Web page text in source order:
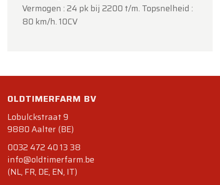
Vermogen : 24 pk bij 2200 t/m. Topsnelheid :
80 km/h. 10CV
OLDTIMERFARM BV
Lobulckstraat 9
9880 Aalter (BE)
0032 472 40 13 38
info@oldtimerfarm.be
(NL, FR, DE, EN, IT)